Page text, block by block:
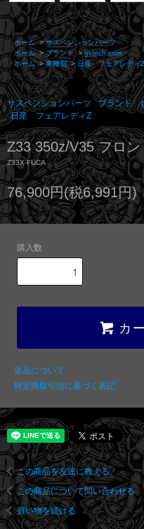
ホーム >サスペンションパーツ
ホーム >ブランド >gktech.com
ホーム >車種別 > 日産 フェアレディZ
サスペンションパーツ ブランド
日産 フェアレディZ
Z33 350z/V35 フロ
Z33X-FUCA
76,900円(税6,991円)
購入数
カ
返品について
特定商取引法に基づく表記
この商品を友達に教える
この商品について問い合わせる
買い物を続ける